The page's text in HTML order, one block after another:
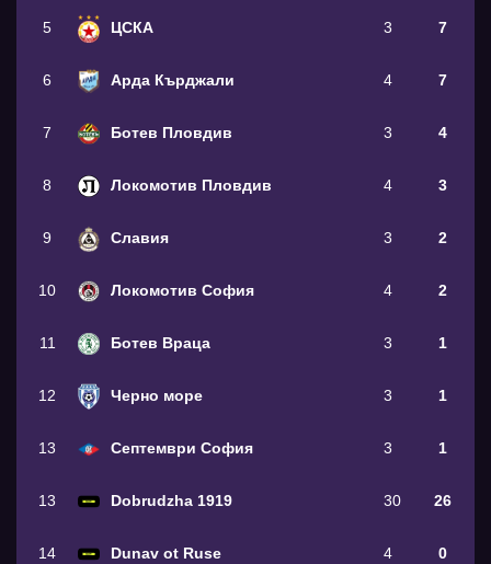
5 ЦСКА 3 7
6 Арда Кърджали 4 7
7 Ботев Пловдив 3 4
8 Локомотив Пловдив 4 3
9 Славия 3 2
10 Локомотив София 4 2
11 Ботев Враца 3 1
12 Черно море 3 1
13 Септември София 3 1
13 Dobrudzha 1919 30 26
14 Dunav ot Ruse 4 0